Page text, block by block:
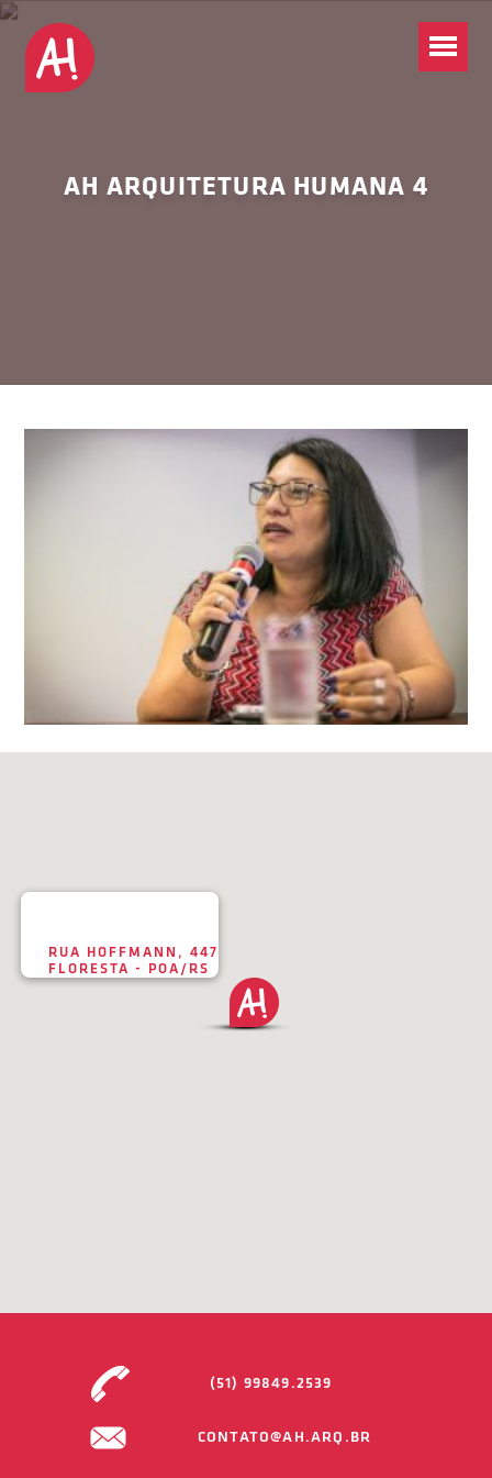
AH ARQUITETURA HUMANA 4
RUA HOFFMANN, 447
FLORESTA - POA/RS
(51) 99849.2539
CONTATO@AH.ARQ.BR